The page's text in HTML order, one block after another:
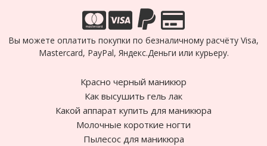
Вы можете оплатить покупки по безналичному расчёту Visa,
Mastercard, PayPal, Яндекс.Деньги или курьеру.
Красно черный маникюр
Как высушить гель лак
Какой аппарат купить для маникюра
Молочные короткие ногти
Пылесос для маникюра